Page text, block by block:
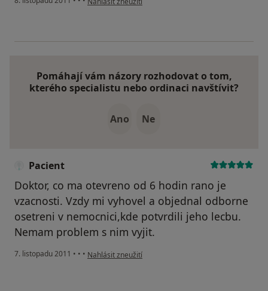
Pomáhají vám názory rozhodovat o tom,
kterého specialistu nebo ordinaci navštívit?
Ano Ne
Pacient
Doktor, co ma otevreno od 6 hodin rano je
vzacnosti. Vzdy mi vyhovel a objednal odborne
osetreni v nemocnici,kde potvrdili jeho lecbu.
Nemam problem s nim vyjit.
7. listopadu 2011 • • • podle názoru uživatele Pacient
Nahlásit zneužití